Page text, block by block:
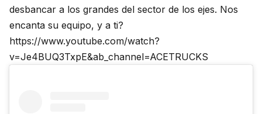
desbancar a los grandes del sector de los ejes. Nos
encanta su equipo, y a ti?
https://www.youtube.com/watch?
v=Je4BUQ3TxpE&ab_channel=ACETRUCKS